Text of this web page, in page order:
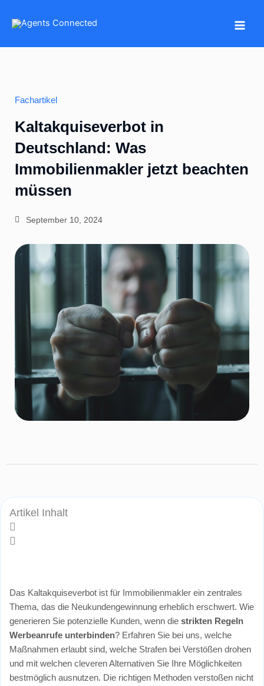
Inhalt
Fachartikel
Kaltakquiseverbot in
Deutschland: Was
Immobilienmakler jetzt beachten
müssen
September 10, 2024
Artikel Inhalt
Das Kaltakquiseverbot ist für Immobilienmakler ein zentrales
Thema, das die Neukundengewinnung erheblich erschwert. Wie
generieren Sie potenzielle Kunden, wenn die strikten Regeln
Werbeanrufe unterbinden? Erfahren Sie bei uns, welche
Maßnahmen erlaubt sind, welche Strafen bei Verstößen drohen
und mit welchen cleveren Alternativen Sie Ihre Möglichkeiten
bestmöglich ausnutzen. Die richtigen Methoden verstoßen nicht